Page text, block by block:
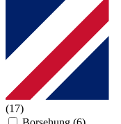
(17)